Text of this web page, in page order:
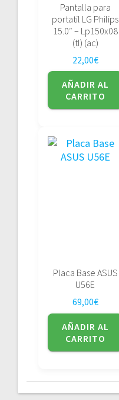
Pantalla para
portatil LG Philips
15.0″ – Lp150x08
(tl) (ac)
22,00€
AÑADIR AL
CARRITO
Placa Base ASUS
U56E
69,00€
AÑADIR AL
CARRITO